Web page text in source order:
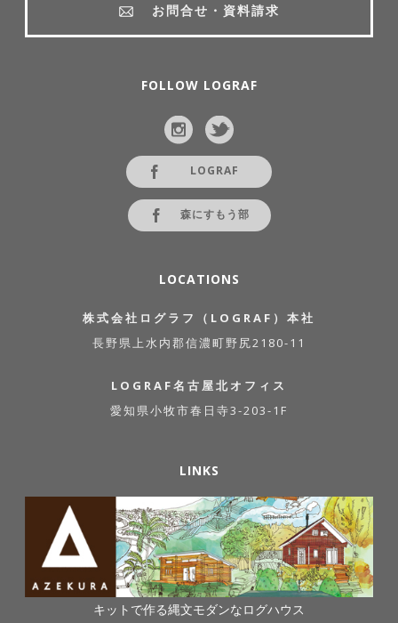
お問合せ・資料請求
FOLLOW LOGRAF
LOGRAF
森にすもう部
LOCATIONS
株式会社ログラフ（LOGRAF）本社
長野県上水内郡信濃町野尻2180-11
LOGRAF名古屋北オフィス
愛知県小牧市春日寺3-203-1F
LINKS
キットで作る縄文モダンなログハウス